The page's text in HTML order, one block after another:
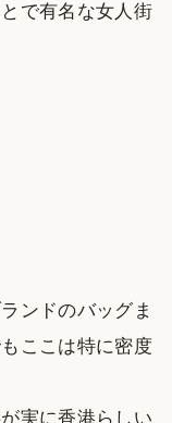
で有名な女人街
ンドのバッグま
ここは特に密度
実に香港らしい